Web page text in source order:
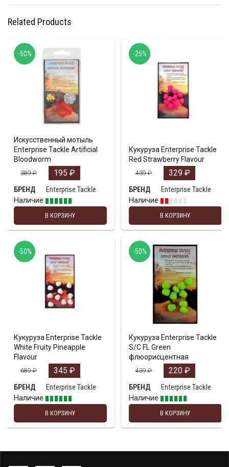
Related Products
Искусственный мотыль
Enterprise Tackle Artificial
Bloodworm
389₽ 195 ₽
БРЕНД
Enterprise Tackle
Наличие
В КОРЗИНУ
-50%
Кукуруза Enterprise Tackle
Red Strawberry Flavour
439₽ 329 ₽
БРЕНД
Enterprise Tackle
Наличие
В КОРЗИНУ
-25%
Кукуруза Enterprise Tackle
White Fruity Pineapple
Flavour
689₽ 345 ₽
БРЕНД
Enterprise Tackle
Наличие
В КОРЗИНУ
-50%
Кукуруза Enterprise Tackle
S/C FL Green
флюорисцентная
439₽ 220 ₽
БРЕНД
Enterprise Tackle
Наличие
В КОРЗИНУ
-50%